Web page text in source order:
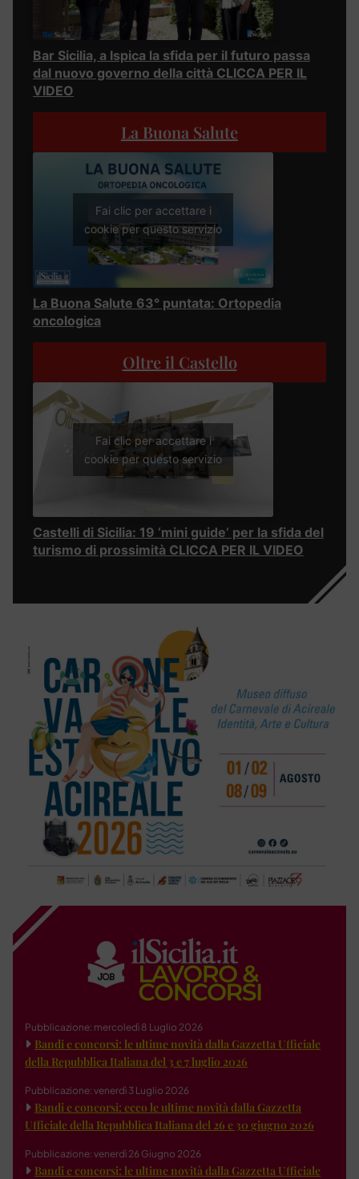
Bar Sicilia, a Ispica la sfida per il futuro passa
dal nuovo governo della città CLICCA PER IL
VIDEO
La Buona Salute
Fai clic per accettare i
cookie per questo servizio
La Buona Salute 63° puntata: Ortopedia
oncologica
Oltre il Castello
Fai clic per accettare i
cookie per questo servizio
Castelli di Sicilia: 19 ‘mini guide’ per la sfida del
turismo di prossimità CLICCA PER IL VIDEO
Pubblicazione: mercoledì 8 Luglio 2026
Bandi e concorsi: le ultime novità dalla Gazzetta Ufficiale
della Repubblica Italiana del 3 e 7 luglio 2026
Pubblicazione: venerdì 3 Luglio 2026
Bandi e concorsi: ecco le ultime novità dalla Gazzetta
Ufficiale della Repubblica Italiana del 26 e 30 giugno 2026
Pubblicazione: venerdì 26 Giugno 2026
Bandi e concorsi: le ultime novità dalla Gazzetta Ufficiale